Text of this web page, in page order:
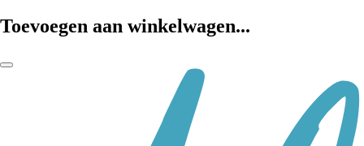
Toevoegen aan winkelwagen...